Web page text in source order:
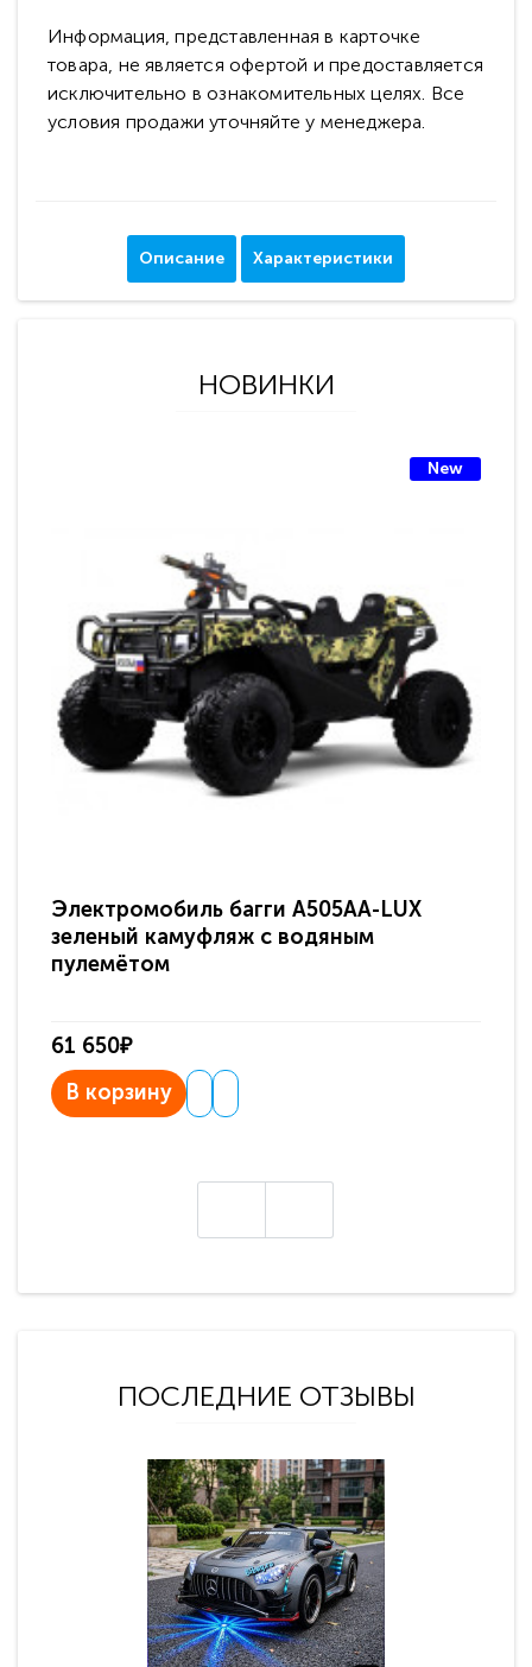
Информация, представленная в карточке
товара, не является офертой и предоставляется
исключительно в ознакомительных целях. Все
условия продажи уточняйте у менеджера.
Описание Характеристики
НОВИНКИ
New
Электромобиль багги A505AA-LUX
зеленый камуфляж с водяным
пулемётом
61 650₽
В корзину
ПОСЛЕДНИЕ ОТЗЫВЫ